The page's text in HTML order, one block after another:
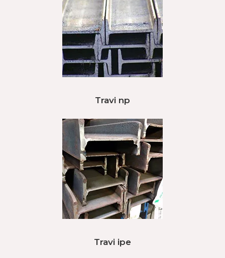
Travi np
Travi ipe